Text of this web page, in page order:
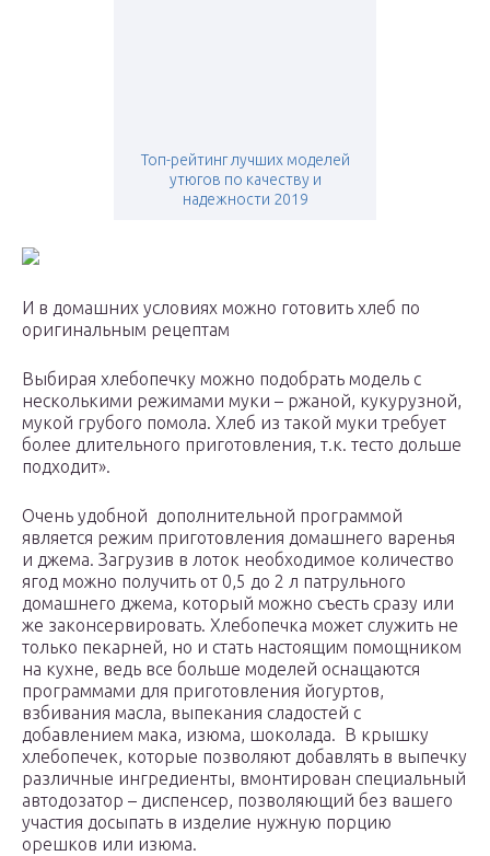
Топ-рейтинг лучших моделей
утюгов по качеству и
надежности 2019
И в домашних условиях можно готовить хлеб по
оригинальным рецептам
Выбирая хлебопечку можно подобрать модель с
несколькими режимами муки – ржаной, кукурузной,
мукой грубого помола. Хлеб из такой муки требует
более длительного приготовления, т.к. тесто дольше
подходит».
Очень удобной дополнительной программой
является режим приготовления домашнего варенья
и джема. Загрузив в лоток необходимое количество
ягод можно получить от 0,5 до 2 л патрульного
домашнего джема, который можно съесть сразу или
же законсервировать. Хлебопечка может служить не
только пекарней, но и стать настоящим помощником
на кухне, ведь все больше моделей оснащаются
программами для приготовления йогуртов,
взбивания масла, выпекания сладостей с
добавлением мака, изюма, шоколада. В крышку
хлебопечек, которые позволяют добавлять в выпечку
различные ингредиенты, вмонтирован специальный
автодозатор – диспенсер, позволяющий без вашего
участия досыпать в изделие нужную порцию
орешков или изюма.